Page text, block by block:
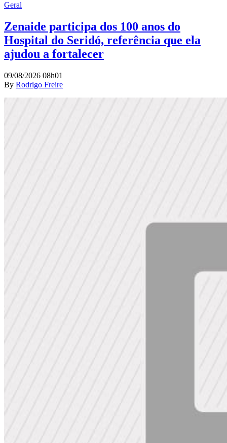
Geral
Zenaide participa dos 100 anos do
Hospital do Seridó, referência que ela
ajudou a fortalecer
09/08/2026 08h01
By Rodrigo Freire